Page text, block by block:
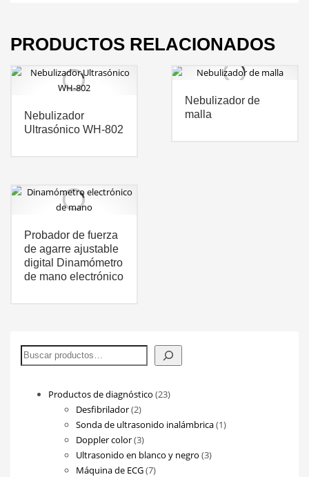
PRODUCTOS RELACIONADOS
Nebulizador
Ultrasónico WH-802
Nebulizador de
malla
Probador de fuerza
de agarre ajustable
digital Dinamómetro
de mano electrónico
Buscar
Productos de diagnóstico 2323
Desfibrilador 22
productos
Sonda de ultrasonido inalámbrica 11
Doppler color 33
productos
Ultrasonido en blanco y negro 33
Máquina de ECG 77